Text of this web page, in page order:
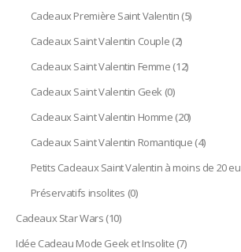
Cadeaux Première Saint Valentin(5)
Cadeaux Saint Valentin Couple(2)
Cadeaux Saint Valentin Femme(12)
Cadeaux Saint Valentin Geek(0)
Cadeaux Saint Valentin Homme(20)
Cadeaux Saint Valentin Romantique(4)
Petits Cadeaux Saint Valentin à moins de 20
Préservatifs insolites (0)
Cadeaux Star Wars(10)
Idée Cadeau Mode Geek et Insolite(7)